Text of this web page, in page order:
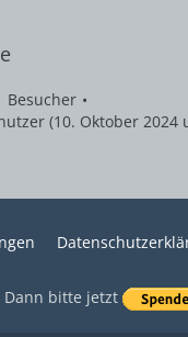
Besucher
(10. Oktober 2024
Dann bitte jetzt